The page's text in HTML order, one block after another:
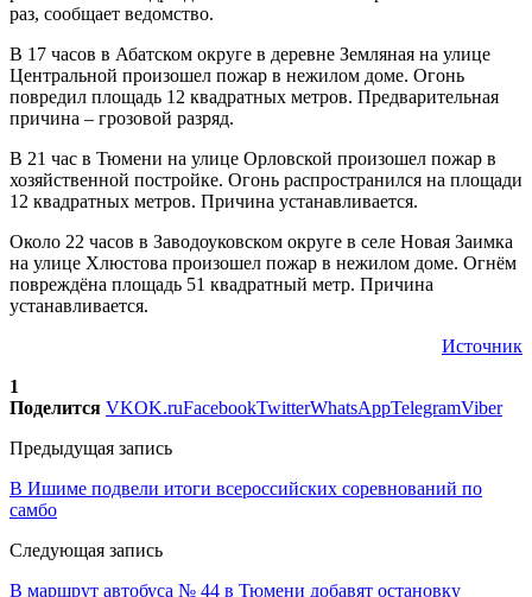
раз, сообщает ведомство.
В 17 часов в Абатском округе в деревне Земляная на улице
Центральной произошел пожар в нежилом доме. Огонь
повредил площадь 12 квадратных метров. Предварительная
причина – грозовой разряд.
В 21 час в Тюмени на улице Орловской произошел пожар в
хозяйственной постройке. Огонь распространился на площади
12 квадратных метров. Причина устанавливается.
Около 22 часов в Заводоуковском округе в селе Новая Заимка
на улице Хлюстова произошел пожар в нежилом доме. Огнём
повреждёна площадь 51 квадратный метр. Причина
устанавливается.
Источник
1
Поделится VKOK.ruFacebookTwitterWhatsAppTelegramViber
Предыдущая запись
В Ишиме подвели итоги всероссийских соревнований по
самбо
Следующая запись
В маршрут автобуса № 44 в Тюмени добавят остановку